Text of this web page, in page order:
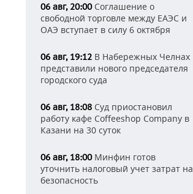
06 авг, 20:00Соглашение о
свободной торговле между ЕАЭС и
ОАЭ вступает в силу 6 октября
06 авг, 19:12 В Набережных Челнах
представили нового председателя
городского суда
06 авг, 18:08 Суд приостановил
работу кафе Coffeeshop Company в
Казани на 30 суток
06 авг, 18:00Минфин готов
уточнить налоговый учет затрат на
безопасность